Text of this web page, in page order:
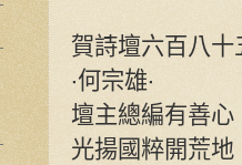
賀詩壇六百八十
‧何宗雄‧
壇主總編有善心
光揚國粹開荒地